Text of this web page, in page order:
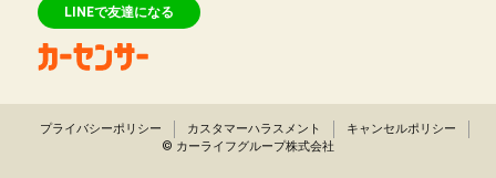
LINEで友達になる
プライバシーポリシー カスタマーハラスメント
キャンセルポリシー
© カーライフグループ株式会社